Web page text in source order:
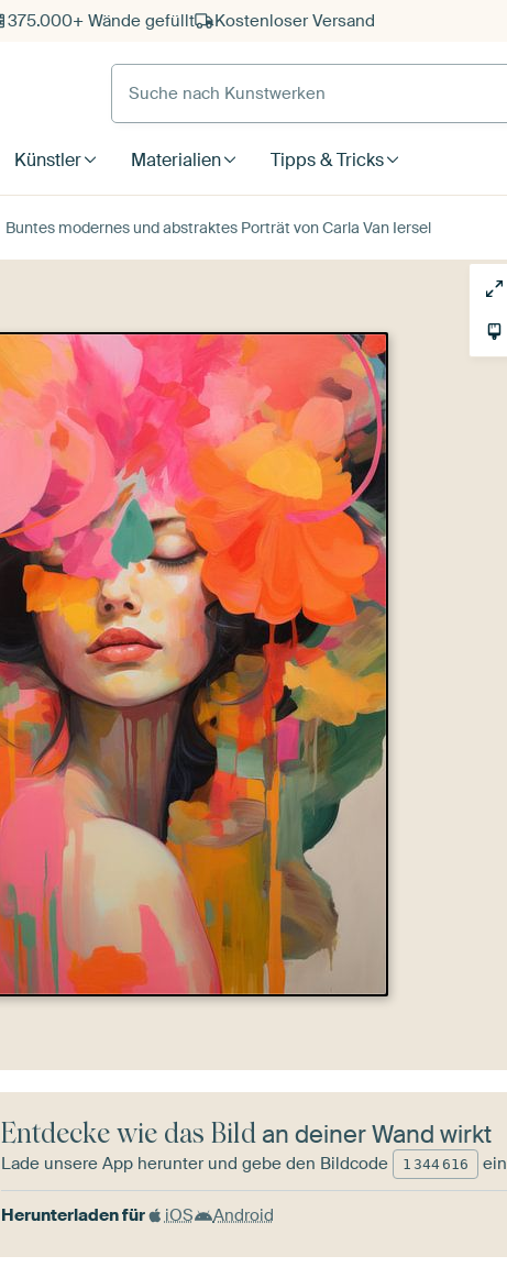
375.000+ Wände gefüllt Kostenloser Versand
Suche nach Kunstwerken
Künstler Materialien Tipps & Tricks
Buntes modernes und abstraktes Porträt von Carla Van Iersel
Entdecke wie das Bildan deiner Wand wirkt
Lade unsere App herunter und gebe den Bildcode 1 344616 ein
Herunterladen für iOS Android